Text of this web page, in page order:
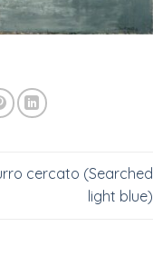
cercato (Searched
light blue)